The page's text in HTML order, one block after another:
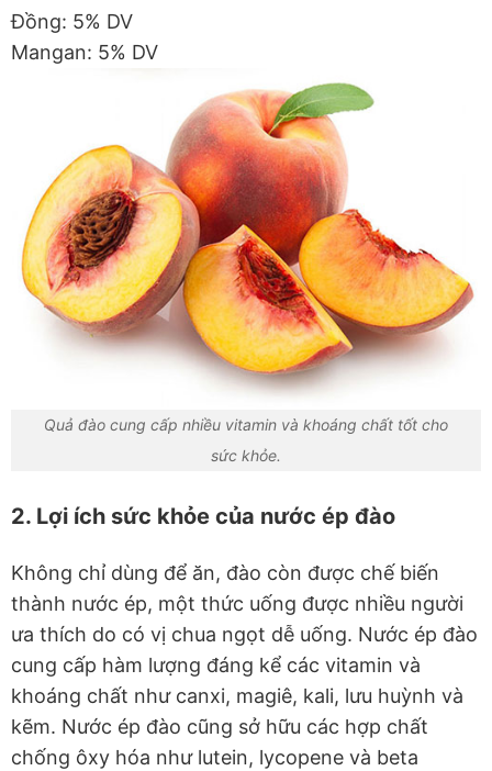
Đồng: 5% DV
Mangan: 5% DV
Quả đào cung cấp nhiều vitamin và khoáng chất tốt cho
sức khỏe.
2. Lợi ích sức khỏe của nước ép đào
Không chỉ dùng để ăn, đào còn được chế biến
thành nước ép, một thức uống được nhiều người
ưa thích do có vị chua ngọt dễ uống. Nước ép đào
cung cấp hàm lượng đáng kể các vitamin và
khoáng chất như canxi, magiê, kali, lưu huỳnh và
kẽm. Nước ép đào cũng sở hữu các hợp chất
chống ôxy hóa như lutein, lycopene và beta